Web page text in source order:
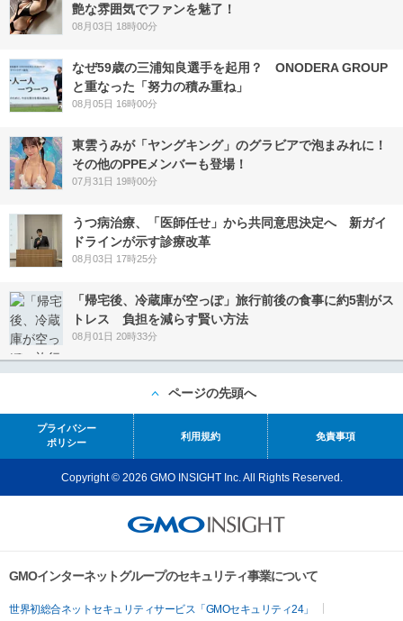
艶な雰囲気でファンを魅了！
08月03日 18時00分
なぜ59歳の三浦知良選手を起用？ ONODERA GROUP
と重なった「努力の積み重ね」
08月05日 16時00分
東雲うみが「ヤングキング」のグラビアで泡まみれに！
その他のPPEメンバーも登場！
07月31日 19時00分
うつ病治療、「医師任せ」から共同意思決定へ 新ガイ
ドラインが示す診療改革
08月03日 17時25分
「帰宅後、冷蔵庫が空っぽ」旅行前後の食事に約5割がス
トレス 負担を減らす賢い方法
08月01日 20時33分
ページの先頭へ
プライバシー
ポリシー
利用規約 免責事項
Copyright © 2026 GMO INSIGHT Inc. All Rights Reserved.
GMOインターネットグループのセキュリティ事業について
世界初総合ネットセキュリティサービス「GMOセキュリティ24」